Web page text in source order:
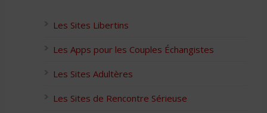
Les Sites Libertins
Les Apps pour les Couples Échangistes
Les Sites Adultères
Les Sites de Rencontre Sérieuse